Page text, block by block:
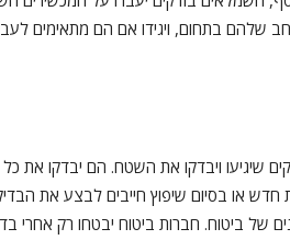
שלהם בתחום, ויגידו אם הם מתאימים
שיגיעו ויבדקו את השטח. הם יבדקו את
חדש או בסיום שיפוץ חייבים לבצע את
של ביטוח. חברות ביטוח יבטחו רק אחרי